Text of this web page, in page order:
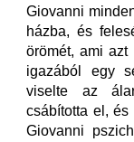
Giovanni
házba, és
örömét, ami
igazából egy
viselte az
csábította el, és
Giovanni